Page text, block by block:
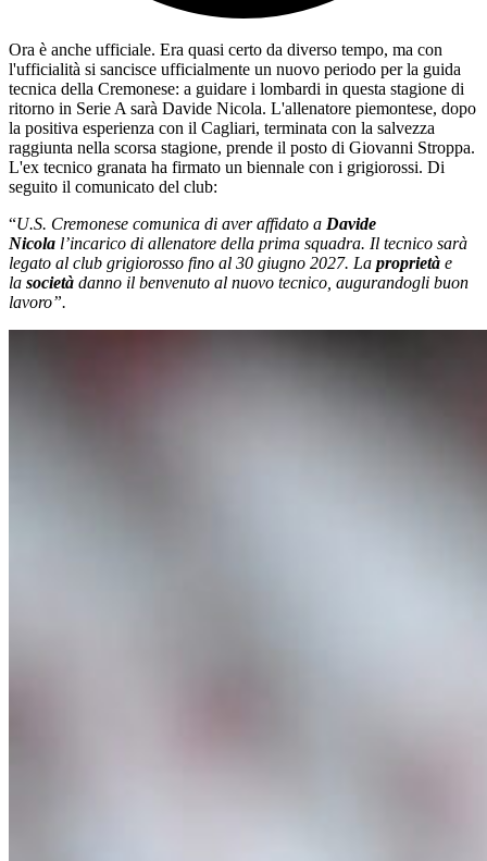
Ora è anche ufficiale. Era quasi certo da diverso tempo, ma con
l'ufficialità si sancisce ufficialmente un nuovo periodo per la guida
tecnica della Cremonese: a guidare i lombardi in questa stagione di
ritorno in Serie A sarà Davide Nicola. L'allenatore piemontese, dopo
la positiva esperienza con il Cagliari, terminata con la salvezza
raggiunta nella scorsa stagione, prende il posto di Giovanni Stroppa.
L'ex tecnico granata ha firmato un biennale con i grigiorossi. Di
seguito il comunicato del club:
“U.S. Cremonese comunica di aver affidato a Davide
Nicola l’incarico di allenatore della prima squadra. Il tecnico sarà
legato al club grigiorosso fino al 30 giugno 2027. La proprietà e
la società danno il benvenuto al nuovo tecnico, augurandogli buon
lavoro”.